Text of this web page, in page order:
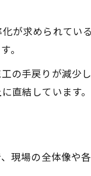
が求められてい
。
の手戻りが減少
直結しています。
現場の全体像や